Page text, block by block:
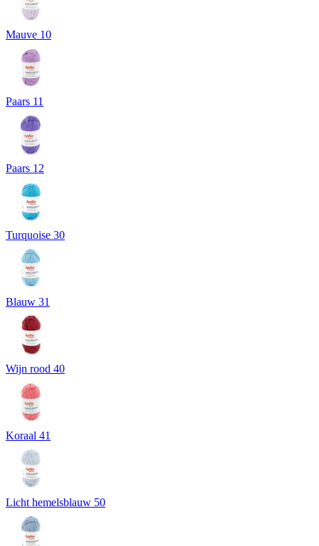
Mauve 10
Paars 11
Paars 12
Turquoise 30
Blauw 31
Wijn rood 40
Koraal 41
Licht hemelsblauw 50